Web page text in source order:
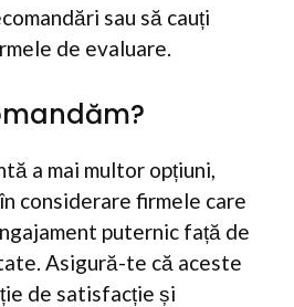
sau să cauți
de evaluare.
a mai multor opțiuni,
considerare firmele care
puternic față de
Asigură-te că aceste
de satisfacție și